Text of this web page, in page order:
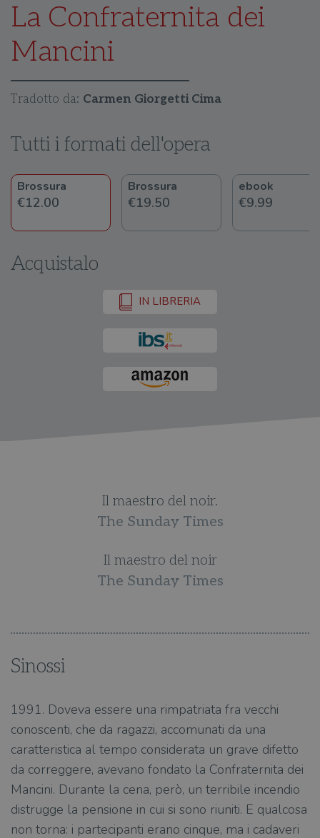
La Confraternita dei
Mancini
Tradotto da: Carmen Giorgetti Cima
Tutti i formati dell'opera
Brossura
€12.00
Brossura
€19.50
ebook
€9.99
Acquistalo
IN LIBRERIA
Il maestro del noir.
The Sunday Times
Il maestro del noir
The Sunday Times
Sinossi
1991. Doveva essere una rimpatriata fra vecchi
conoscenti, che da ragazzi, accomunati da una
caratteristica al tempo considerata un grave difetto
da correggere, avevano fondato la Confraternita dei
Mancini. Durante la cena, però, un terribile incendio
distrugge la pensione in cui si sono riuniti. E qualcosa
non torna: i partecipanti erano cinque, ma i cadaveri